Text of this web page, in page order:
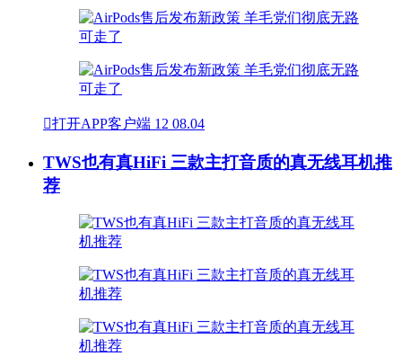
打开APP客户端 12 08.04
TWS也有真HiFi 三款主打音质的真无线耳机推
荐